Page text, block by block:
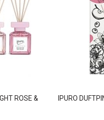
ROSE &
IPURO